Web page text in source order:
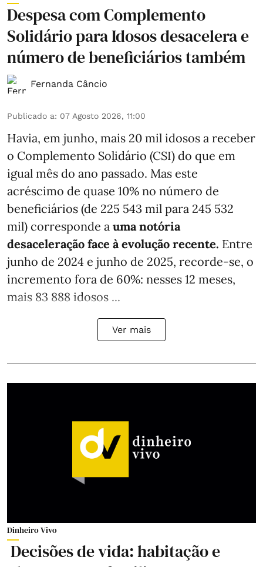
Despesa com Complemento
Solidário para Idosos desacelera e
número de beneficiários também
Fernanda Câncio
Publicado a: 07 Agosto 2026, 11:00
Havia, em junho, mais 20 mil idosos a receber
o Complemento Solidário (CSI) do que em
igual mês do ano passado. Mas este
acréscimo de quase 10% no número de
beneficiários (de 225 543 mil para 245 532
mil) corresponde a uma notória
desaceleração face à evolução recente. Entre
junho de 2024 e junho de 2025, recorde-se, o
incremento fora de 60%: nesses 12 meses,
mais 83 888 idosos ...
Ver mais
Dinheiro Vivo
Decisões de vida: habitação e